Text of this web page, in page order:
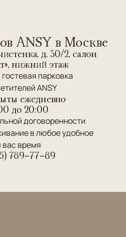
ANSY в Москве
д. 30/2, салон
нижний этаж
парковка
ANSY
ежедневно
до 20:00
договоренности
в любое удобное
вас время
789-77-89